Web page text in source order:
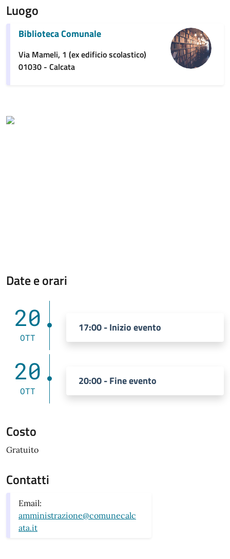
Luogo
Biblioteca Comunale
Via Mameli, 1 (ex edificio scolastico)
01030 - Calcata
Date e orari
20
OTT
17:00 - Inizio evento
20
OTT
20:00 - Fine evento
Costo
Gratuito
Contatti
Email:
amministrazione@comunecalc
ata.it